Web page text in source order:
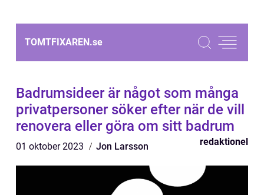
TOMTFIXAREN.se
Badrumsideer är något som många
privatpersoner söker efter när de vill
renovera eller göra om sitt badrum
01 oktober 2023 Jon Larsson redaktionel